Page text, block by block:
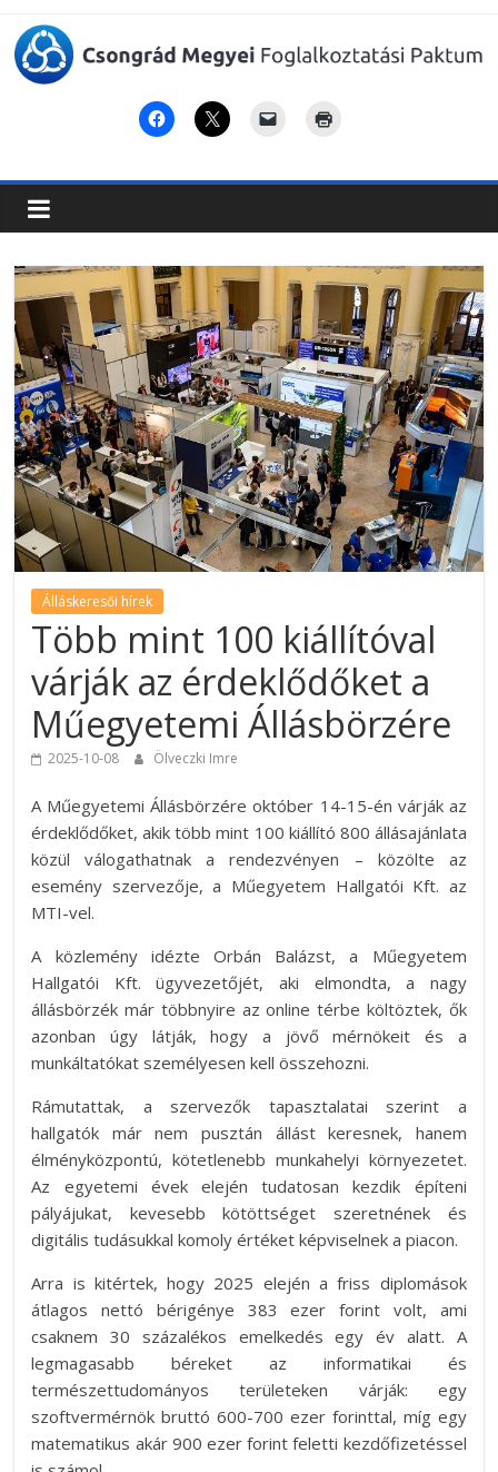
Csongrád
Megyei
Foglalkoztatási
Paktum
Álláskeresői hírek
Több mint 100 kiállítóval
várják az érdeklődőket a
Műegyetemi Állásbörzére
2025-10-08 Ölveczki Imre
A Műegyetemi Állásbörzére október 14-15-én várják az
érdeklődőket, akik több mint 100 kiállító 800 állásajánlata
közül válogathatnak a rendezvényen – közölte az
esemény szervezője, a Műegyetem Hallgatói Kft. az
MTI-vel.
A közlemény idézte Orbán Balázst, a Műegyetem
Hallgatói Kft. ügyvezetőjét, aki elmondta, a nagy
állásbörzék már többnyire az online térbe költöztek, ők
azonban úgy látják, hogy a jövő mérnökeit és a
munkáltatókat személyesen kell összehozni.
Rámutattak, a szervezők tapasztalatai szerint a
hallgatók már nem pusztán állást keresnek, hanem
élményközpontú, kötetlenebb munkahelyi környezetet.
Az egyetemi évek elején tudatosan kezdik építeni
pályájukat, kevesebb kötöttséget szeretnének és
digitális tudásukkal komoly értéket képviselnek a piacon.
Arra is kitértek, hogy 2025 elején a friss diplomások
átlagos nettó bérigénye 383 ezer forint volt, ami
csaknem 30 százalékos emelkedés egy év alatt. A
legmagasabb béreket az informatikai és
természettudományos területeken várják: egy
szoftvermérnök bruttó 600-700 ezer forinttal, míg egy
matematikus akár 900 ezer forint feletti kezdőfizetéssel